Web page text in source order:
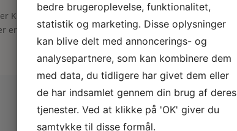
er markeret med*
bedre brugeroplevelse, funktionalitet,
statistik og marketing. Disse oplysninger
kan blive delt med annoncerings- og
analysepartnere, som kan kombinere dem
med data, du tidligere har givet dem eller
de har indsamlet gennem din brug af deres
tjenester. Ved at klikke på 'OK' giver du
samtykke til disse formål.